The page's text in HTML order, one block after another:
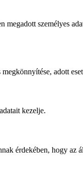
megadott
adott
kezelje.
érdekében, hogy